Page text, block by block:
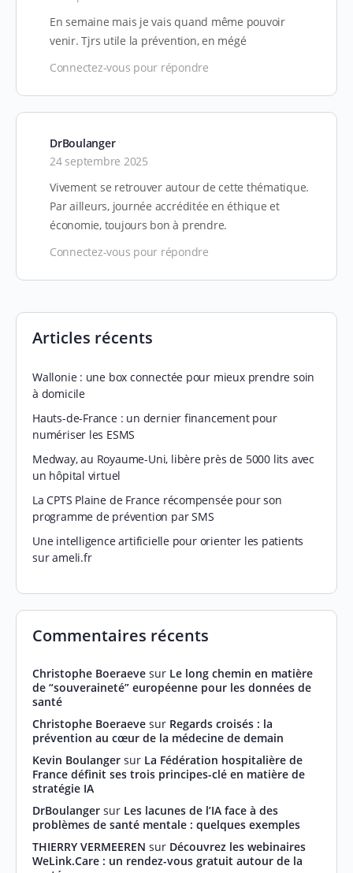
En semaine mais je vais quand même pouvoir
venir. Tjrs utile la prévention, en mégé
Connectez-vous pour répondre
DrBoulanger
24 septembre 2025
Vivement se retrouver autour de cette thématique.
Par ailleurs, journée accréditée en éthique et
économie, toujours bon à prendre.
Connectez-vous pour répondre
Articles récents
Wallonie : une box connectée pour mieux prendre soin
à domicile
Hauts-de-France : un dernier financement pour
numériser les ESMS
Medway, au Royaume-Uni, libère près de 5000 lits avec
un hôpital virtuel
La CPTS Plaine de France récompensée pour son
programme de prévention par SMS
Une intelligence artificielle pour orienter les patients
sur ameli.fr
Commentaires récents
Christophe Boeraeve sur Le long chemin en matière
de “souveraineté” européenne pour les données de
santé
Christophe Boeraeve sur Regards croisés : la
prévention au cœur de la médecine de demain
Kevin Boulanger sur La Fédération hospitalière de
France définit ses trois principes-clé en matière de
stratégie IA
DrBoulanger sur Les lacunes de l’IA face à des
problèmes de santé mentale : quelques exemples
THIERRY VERMEEREN sur Découvrez les webinaires
WeLink.Care : un rendez-vous gratuit autour de la